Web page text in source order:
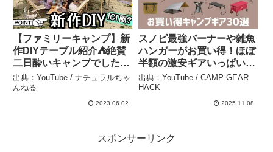
【ファミリーキャンプ】新
作DIYテーブル紹介⛺️絶賛
二日酔いキャンプでした😂
– ナチュラルちゃんねる
出典：YouTube / ナチュラルちゃ
んねる
2023.06.02
スノピ最強バーナーや雑魚
ハンガーがお買い得！ほぼ
半額の激安ギアいっぱいで
最後まで必見！Amazon/楽
天お買い得キャンプギア30
選！【キャンプギア】 –
出典：YouTube / CAMP GEAR
HACK
2025.11.08
スポンサーリンク